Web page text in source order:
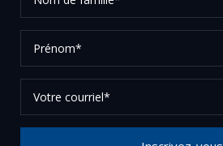
de
famille*
Prénom*
courriel*